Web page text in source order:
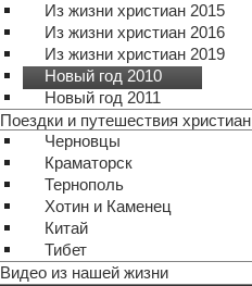
Из жизни христиан 2015
Из жизни христиан 2016
Из жизни христиан 2019
Новый год 2010
Новый год 2011
Поездки и путешествия христиан
Черновцы
Краматорск
Тернополь
Хотин и Каменец
Китай
Тибет
Видео из нашей жизни